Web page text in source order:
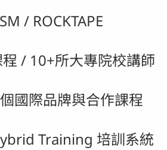
/ ROCKTAPE
/ 10+所大專院校講師
國際品牌與合作課程
Training 培訓系統